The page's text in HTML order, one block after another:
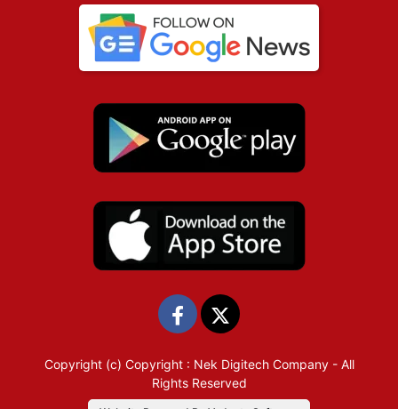
Copyright (c) Copyright : Nek Digitech Company- All
Rights Reserved